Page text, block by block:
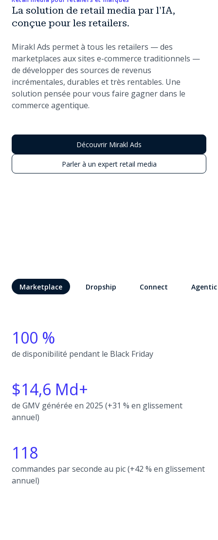
La solution de retail media par l'IA,
conçue pour les retailers.
Mirakl Ads permet à tous les retailers — des
marketplaces aux sites e-commerce traditionnels —
de développer des sources de revenus
incrémentales, durables et très rentables. Une
solution pensée pour vous faire gagner dans le
commerce agentique.
Découvrir Mirakl Ads
Parler à un expert retail media
Marketplace Dropship Connect Agentic
100 %
de disponibilité pendant le Black Friday
$14,6 Md+
de GMV générée en 2025 (+31 % en glissement
annuel)
118
commandes par seconde au pic (+42 % en glissement
annuel)